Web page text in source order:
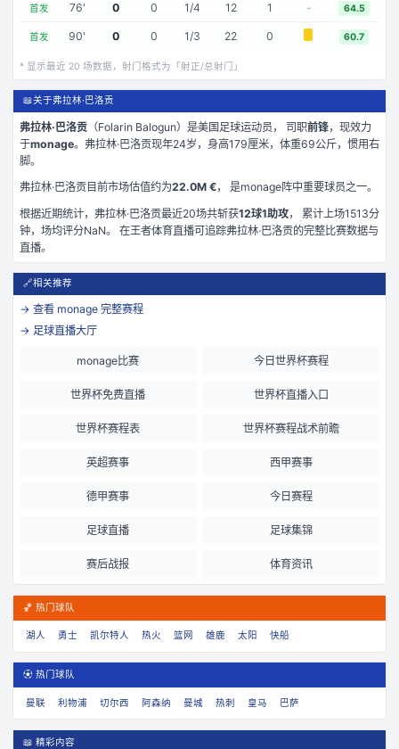
首发 76' 0 0 1/4 12 1 - 64.5
首发 90' 0 0 1/3 22 0 60.7
* 显示最近 20 场数据，射门格式为「射正/总射门」
📖关于弗拉林·巴洛贡
弗拉林·巴洛贡 （Folarin Balogun）是美国足球运动员， 司职前锋，现效力
于monage。 弗拉林·巴洛贡现年24岁 ，身高179厘米，体重69公斤，惯用右
脚。
弗拉林·巴洛贡目前市场估值约为22.0M €， 是monage阵中重要球员之一。
根据近期统计， 弗拉林·巴洛贡最近20场共斩获12球1助攻， 累计上场1513分
钟，场均评分NaN。 在王者体育直播可追踪弗拉林·巴洛贡的完整比赛数据与
直播。
🔗相关推荐
→ 查看 monage 完整赛程
→ 足球直播大厅
monage比赛 今日世界杯赛程
世界杯免费直播 世界杯直播入口
世界杯赛程表 世界杯赛程战术前瞻
英超赛事 西甲赛事
德甲赛事 今日赛程
足球直播 足球集锦
赛后战报 体育资讯
🏀 热门球队
湖人 勇士 凯尔特人 热火 篮网 雄鹿 太阳 快船
⚽ 热门球队
曼联 利物浦 切尔西 阿森纳 曼城 热刺 皇马 巴萨
📖 精彩内容